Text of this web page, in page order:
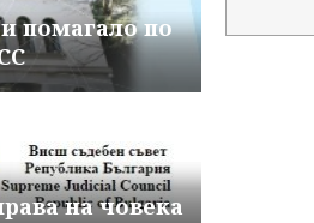
помагало по
на човека